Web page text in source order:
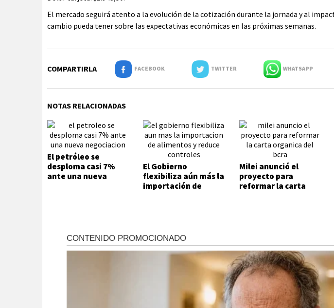
El mercado seguirá atento a la evolución de la cotización durante la jornada y al
cambio pueda tener sobre las expectativas económicas en las próximas semanas.
COMPARTIRLA FACEBOOK TWITTER WHATSAPP
NOTAS RELACIONADAS
El petróleo se
desploma casi 7%
ante una nueva
El Gobierno
flexibiliza aún más la
importación de
Milei anunció el
proyecto para
reformar la carta